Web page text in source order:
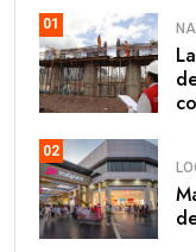
01
02